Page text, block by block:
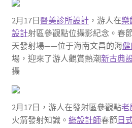
2月17日 醫美診所設計，游人在樂
設計射區參觀點位攝影紀念。春
天發射場——位于海南文昌的海健
場，迎來了游人觀賞熱潮新古典
攝
2月17日，游人在發射區參觀點老
火箭發射知識。 綠設計師春節日